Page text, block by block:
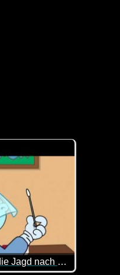
Äffle und Pferdle und die Jagd nach dem Coronavirus